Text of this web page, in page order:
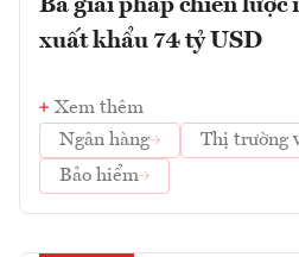
Ba giải pháp chiến lược
xuất khẩu 74 tỷ USD
Xem thêm
Ngân hàng
Thị trường
Bảo hiểm